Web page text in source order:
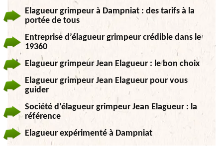
Elagueur grimpeur à Dampniat : des tarifs à la
portée de tous
Entreprise d’élagueur grimpeur crédible dans le
19360
Elagueur grimpeur Jean Elagueur : le bon choix
Elagueur grimpeur Jean Elagueur pour vous
guider
Société d’élagueur grimpeur Jean Elagueur : la
référence
Elagueur expérimenté à Dampniat